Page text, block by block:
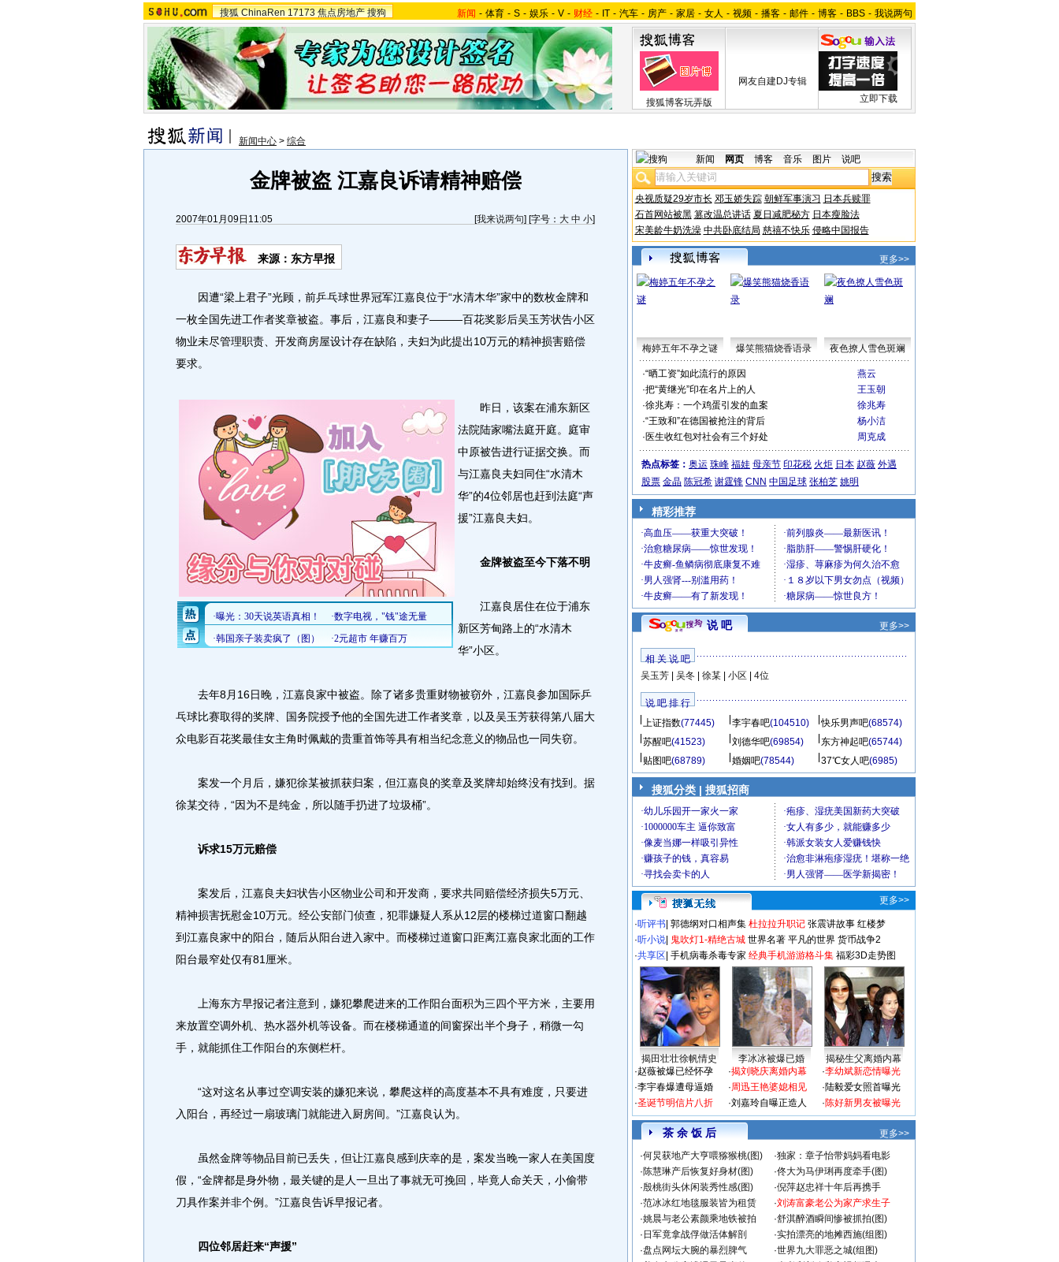
搜狐 ChinaRen 17173 焦点房地产 搜狗 新闻 - 体育 - S - 娱乐 - V - 财经 - IT - 汽车 - 房产 - 家居 - 女人 - 视频 - 播客 - 邮件 - 博客 - BBS - 我说两句
搜狐博客玩弄版
网友自建DJ专辑
立即下载
新闻中心 > 综合
金牌被盗 江嘉良诉请精神赔偿
2007年01月09日11:05 [我来说两句] [字号： 大 中 小]
来源：东方早报
因遭“梁上君子”光顾，前乒乓球世界冠军江嘉良位于“水清木华”家中的数枚金牌和
一枚全国先进工作者奖章被盗。事后，江嘉良和妻子———百花奖影后吴玉芳状告小区
物业未尽管理职责、开发商房屋设计存在缺陷，夫妇为此提出10万元的精神损害赔偿
要求。
昨日，该案在浦东新区
法院陆家嘴法庭开庭。庭审
中原被告进行证据交换。而
与江嘉良夫妇同住“水清木
华”的4位邻居也赶到法庭“声
援”江嘉良夫妇。
金牌被盗至今下落不明
江嘉良居住在位于浦东
新区芳甸路上的“水清木
华”小区。
去年8月16日晚，江嘉良家中被盗。除了诸多贵重财物被窃外，江嘉良参加国际乒
乓球比赛取得的奖牌、国务院授予他的全国先进工作者奖章，以及吴玉芳获得第八届大
众电影百花奖最佳女主角时佩戴的贵重首饰等具有相当纪念意义的物品也一同失窃。
案发一个月后，嫌犯徐某被抓获归案，但江嘉良的奖章及奖牌却始终没有找到。据
徐某交待，“因为不是纯金，所以随手扔进了垃圾桶”。
诉求15万元赔偿
案发后，江嘉良夫妇状告小区物业公司和开发商，要求共同赔偿经济损失5万元、
精神损害抚慰金10万元。经公安部门侦查，犯罪嫌疑人系从12层的楼梯过道窗口翻越
到江嘉良家中的阳台，随后从阳台进入家中。而楼梯过道窗口距离江嘉良家北面的工作
阳台最窄处仅有81厘米。
上海东方早报记者注意到，嫌犯攀爬进来的工作阳台面积为三四个平方米，主要用
来放置空调外机、热水器外机等设备。而在楼梯通道的间窗探出半个身子，稍微一勾
手，就能抓住工作阳台的东侧栏杆。
“这对这名从事过空调安装的嫌犯来说，攀爬这样的高度基本不具有难度，只要进
入阳台，再经过一扇玻璃门就能进入厨房间。”江嘉良认为。
虽然金牌等物品目前已丢失，但让江嘉良感到庆幸的是，案发当晚一家人在美国度
假，“金牌都是身外物，最关键的是人一旦出了事就无可挽回，毕竟人命关天，小偷带
刀具作案并非个例。”江嘉良告诉早报记者。
四位邻居赶来“声援”
新闻 网页 博客 音乐 图片 说吧
央视质疑29岁市长 邓玉娇失踪 朝鲜军事演习 日本兵赎罪
石首网站被黑 篡改温总讲话 夏日减肥秘方 日本瘦脸法
宋美龄牛奶洗澡 中共卧底结局 慈禧不快乐 侵略中国报告
更多>>
梅婷五年不孕之谜 爆笑熊猫烧香语录 夜色撩人雪色斑斓
·“晒工资”如此流行的原因
燕云
·把“黄继光”印在名片上的人
王玉朝
·徐兆寿：一个鸡蛋引发的血案
徐兆寿
·“王致和”在德国被抢注的背后
杨小洁
· 医生收红包对社会有三个好处 周克成
热点标签： 奥运 珠峰 福娃 母亲节 印花税 火炬 日本 赵薇 外遇
股票 金晶 陈冠希 谢霆锋 CNN 中国足球 张柏芝 姚明
精彩推荐
说 吧 更多>>
相 关 说 吧
吴玉芳| 吴冬| 徐某| 小区 4位
说 吧 排 行
上证指数(77445) 李宇春吧(104510) 快乐男声吧(68574)
苏醒吧(41523) 刘德华吧(69854) 东方神起吧(65744)
贴图吧(68789) 婚姻吧(78544) 37℃女人吧(6985)
搜狐分类 | 搜狐招商
更多>>
·听评书 郭德纲对口相声集 杜拉拉升职记 张震讲故事 红楼梦
·听小说 鬼吹灯1-精绝古城 世界名著 平凡的世界 货币战争2
·共享区 手机病毒杀毒专家 经典手机游游格斗集 福彩3D走势图
揭田壮壮徐帆情史 李冰冰被爆已婚
揭秘生父离婚内幕
·赵薇被爆已经怀孕
·李宇春爆遭母逼婚
·圣诞节明信片八折
·揭刘晓庆离婚内幕
·周迅王艳婆媳相见
·刘嘉玲自曝正造人
·李幼斌新恋情曝光
·陆毅爱女照首曝光
·陈好新男友被曝光
茶 余 饭 后
更多>>
·何炅获地产大亨喂猕猴桃(图) ·独家：章子怡带妈妈看电影
·陈慧琳产后恢复好身材(图) ·佟大为马伊琍再度牵手(图)
·殷桃街头休闲装秀性感(图) ·倪萍赵忠祥十年后再携手
·范冰冰红地毯服装皆为租赁 ·刘涛富豪老公为家产求生子
·姚晨与老公素颜乘地铁被拍 ·舒淇醉酒瞬间惨被抓拍(图)
· 日军竟拿战俘做活体解剖 ·实拍漂亮的地摊西施(组图)
·盘点网坛大腕的暴烈脾气 ·世界九大罪恶之城(组图)